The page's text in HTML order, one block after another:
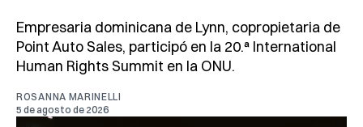
Empresaria dominicana de Lynn, copropietaria de
Point Auto Sales, participó en la 20.ª International
Human Rights Summit en la ONU.
ROSANNA MARINELLI
5 de agosto de 2026